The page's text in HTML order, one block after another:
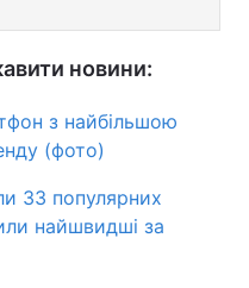
новини:
з найбільшою
(фото)
33 популярних
найшвидші за